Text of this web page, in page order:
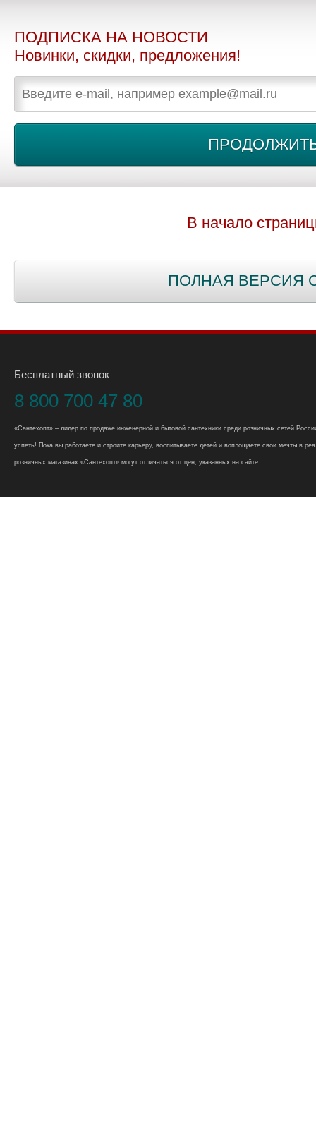
ПОДПИСКА НА НОВОСТИ
Новинки, скидки, предложения!
В начало
ПОЛНАЯ ВЕРСИЯ
Бесплатный звонок
8 800 700 47 80
«Сантехопт» – лидер по продаже инженерной и бытовой сантехники среди розничных сетей
успеть! Пока вы работаете и строите карьеру, воспитываете детей и воплощаете свои мечты в
розничных магазинах «Сантехопт» могут отличаться от цен, указанных на сайте.